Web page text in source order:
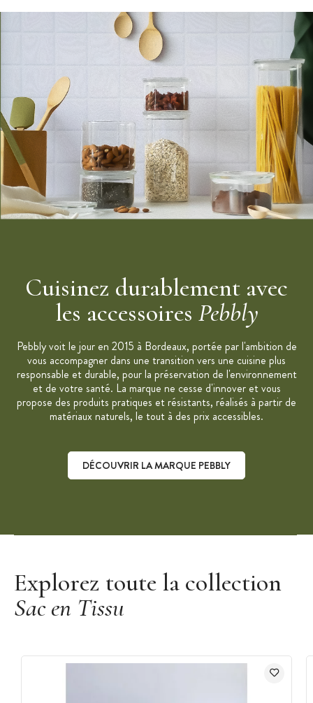
Caractéristiques du sac cabas :
Matières : Coton bio et fibre de jute
Dimensions : 41 x 20 cm
Hauteur : 35 cm
Couleur : naturel et bleu marine
Double anses :
Petites pour porter à la main
Grandes pour porter sur l’épaule
Poche en filet de coton
Fond rigide amovible
Cuisinez durablement avec
les accessoires Pebbly
Pebbly voit le jour en 2015 à Bordeaux, portée par l'ambition de
vous accompagner dans une transition vers une cuisine plus
responsable et durable, pour la préservation de l'environnement
et de votre santé. La marque ne cesse d'innover et vous
propose des produits pratiques et résistants, réalisés à partir de
matériaux naturels, le tout à des prix accessibles.
DÉCOUVRIR LA MARQUE PEBBLY
Explorez toute la collection
Sac en Tissu